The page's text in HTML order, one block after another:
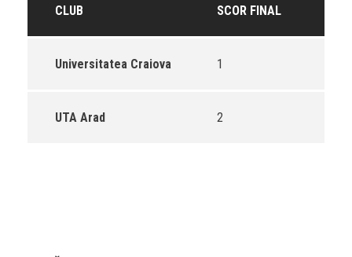
CLUB SCOR FINAL
Universitatea Craiova 1
UTA Arad 2